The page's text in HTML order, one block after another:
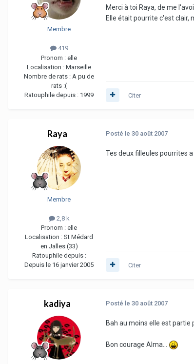
Membre
419
Pronom : elle
Localisation : Marseille
Nombre de rats : A pu de
rats :(
Ratouphile depuis : 1999
Merci à toi Raya, de me
Elle était pourrite c'est clair,
Citer
Raya
Membre
2,8 k
Pronom : elle
Localisation : St Médard
en Jalles (33)
Ratouphile depuis :
Depuis le 16 janvier 2005
Posté le 30 août 2007
Tes deux filleules pourrites
Citer
kadiya Posté le 30 août 2007
Bah au moins elle est partie
Bon courage Alma...